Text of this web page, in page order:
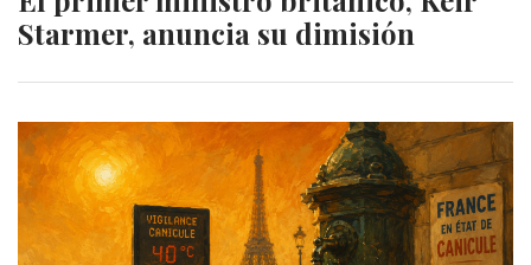
Starmer, anuncia su dimisión